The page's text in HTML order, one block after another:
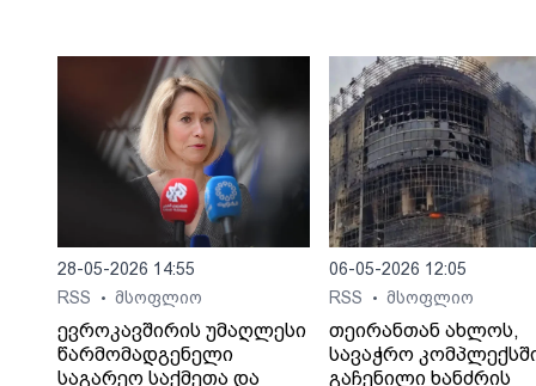
28-05-2026 14:55
RSS
• მსოფლიო
ევროკავშირის უმაღლესი
წარმომადგენელი
საგარეო საქმეთა და
06-05-2026 12:05
RSS
• მსოფლიო
თეირანთან ახლოს,
სავაჭრო
გაჩენილი ხანძრის